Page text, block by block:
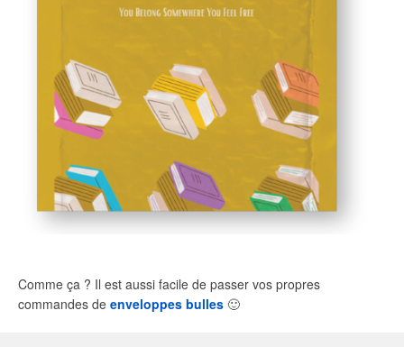
Comme ça ? Il est aussi facile de passer vos propres
commandes de enveloppes bulles 🙂